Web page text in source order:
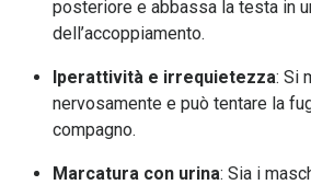
posteriore e abbassa la testa in
dell’accoppiamento.
Iperattività e irrequietezza: Si
nervosamente e può tentare la
compagno.
Marcatura con urina: Sia i